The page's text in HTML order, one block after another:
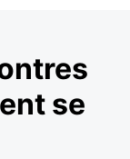
se